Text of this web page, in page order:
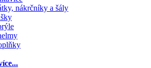
nákrčníky a šály